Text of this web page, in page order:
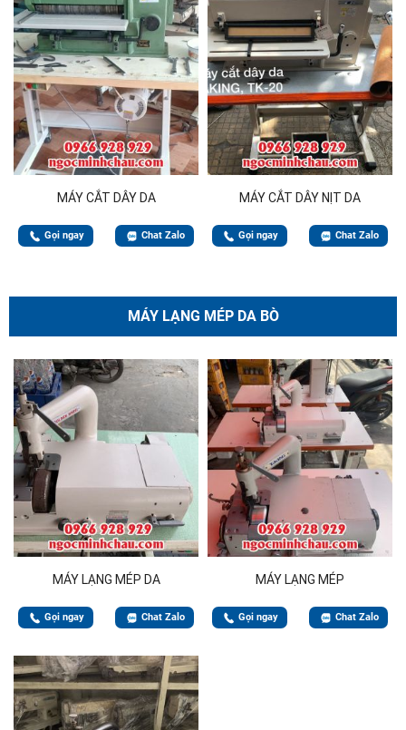
MÁY CẮT DÂY DA
Gọi ngay Chat Zalo
MÁY CẮT DÂY NỊT DA
Gọi ngay Chat Zalo
MÁY LẠNG MÉP DA BÒ
MÁY LẠNG MÉP DA
Gọi ngay Chat Zalo
MÁY LẠNG MÉP
Gọi ngay Chat Zalo